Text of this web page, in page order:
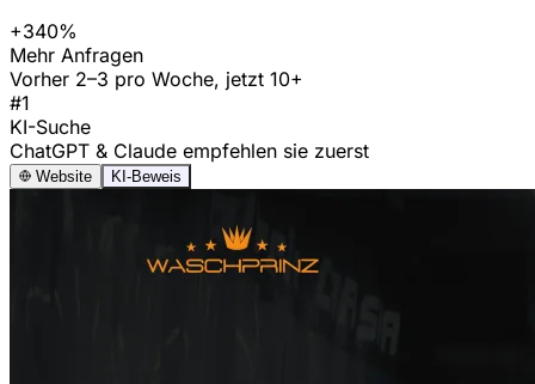
+340%
Mehr Anfragen
Vorher 2–3 pro Woche, jetzt 10+
#1
KI-Suche
ChatGPT & Claude empfehlen sie zuerst
Website KI-Beweis